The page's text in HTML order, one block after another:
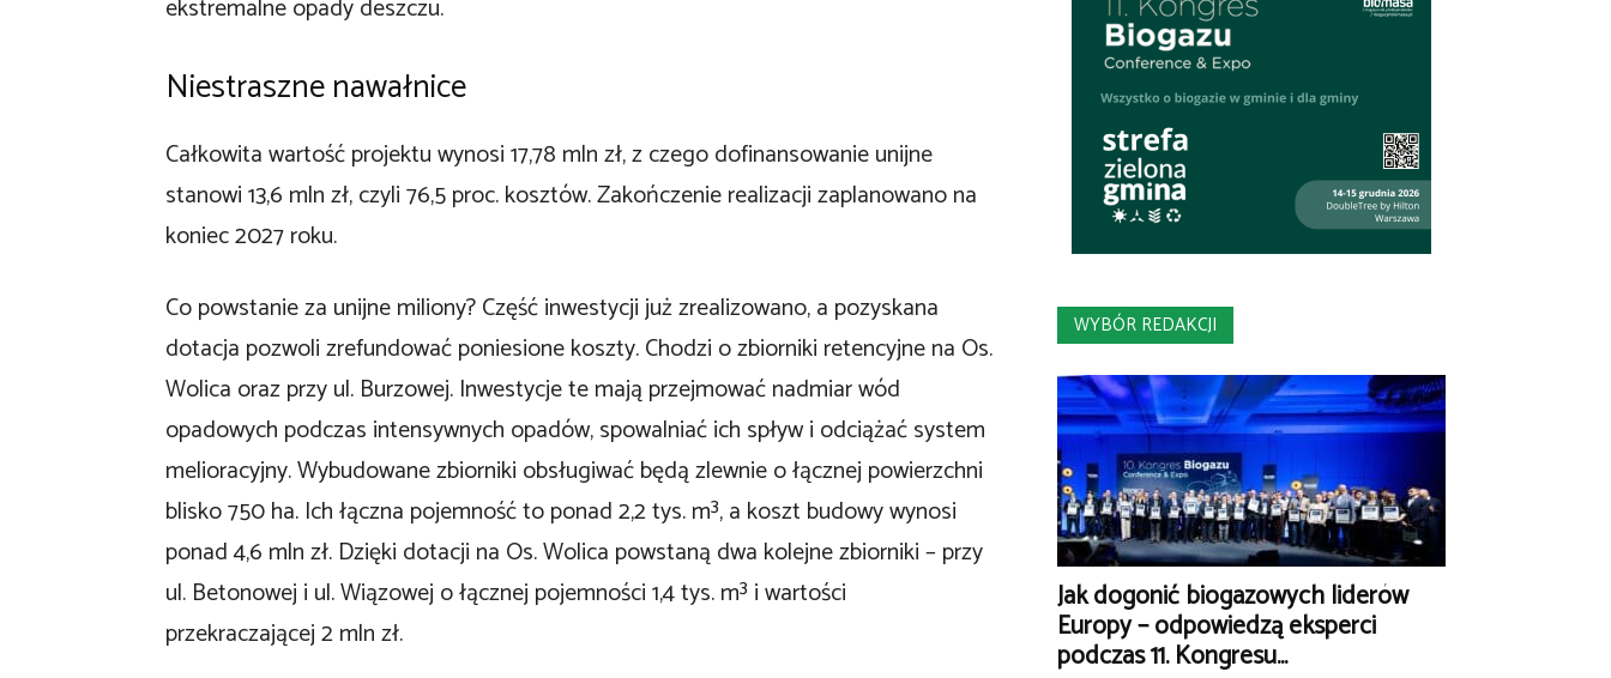
ekstremalne opady deszczu.
Niestraszne nawałnice
Całkowita wartość projektu wynosi 17,78 mln zł, z czego dofinansowanie unijne
stanowi 13,6 mln zł, czyli 76,5 proc. kosztów. Zakończenie realizacji zaplanowano na
koniec 2027 roku.
Co powstanie za unijne miliony? Część inwestycji już zrealizowano, a pozyskana
dotacja pozwoli zrefundować poniesione koszty. Chodzi o zbiorniki retencyjne na Os.
Wolica oraz przy ul. Burzowej. Inwestycje te mają przejmować nadmiar wód
opadowych podczas intensywnych opadów, spowalniać ich spływ i odciążać system
melioracyjny. Wybudowane zbiorniki obsługiwać będą zlewnie o łącznej powierzchni
blisko 750 ha. Ich łączna pojemność to ponad 2,2 tys. m³, a koszt budowy wynosi
ponad 4,6 mln zł. Dzięki dotacji na Os. Wolica powstaną dwa kolejne zbiorniki – przy
ul. Betonowej i ul. Wiązowej o łącznej pojemności 1,4 tys. m³ i wartości
przekraczającej 2 mln zł.
WYBÓR REDAKCJI
Jak dogonić biogazowych liderów
Europy – odpowiedzą eksperci
podczas 11. Kongresu...